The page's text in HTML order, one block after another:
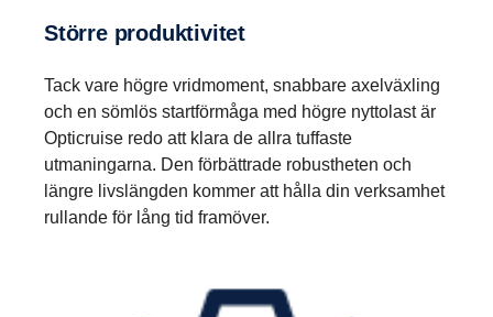
Större produk­ti­vitet
Tack vare högre vridmoment, snabbare axelväxling
och en sömlös startförmåga med högre nyttolast är
Opticruise redo att klara de allra tuffaste
utmaningarna. Den förbättrade robustheten och
längre livslängden kommer att hålla din verksamhet
rullande för lång tid framöver.